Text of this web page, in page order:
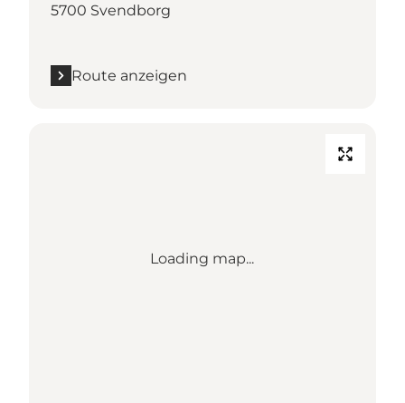
5700 Svendborg
Route anzeigen
Loading map...